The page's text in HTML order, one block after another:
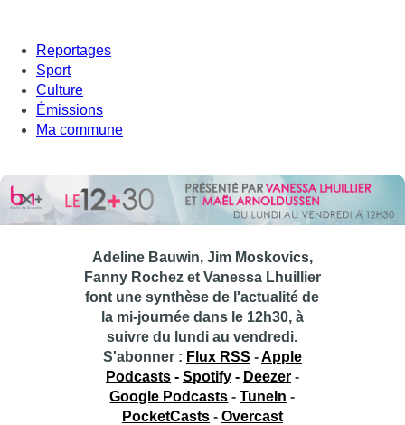
Reportages
Sport
Culture
Émissions
Ma commune
Adeline Bauwin, Jim Moskovics,
Fanny Rochez et Vanessa Lhuillier
font une synthèse de l'actualité de
la mi-journée dans le 12h30, à
suivre du lundi au vendredi.
S'abonner : Flux RSS -Apple
Podcasts - Spotify- Deezer-
Google Podcasts -TuneIn -
PocketCasts- Overcast